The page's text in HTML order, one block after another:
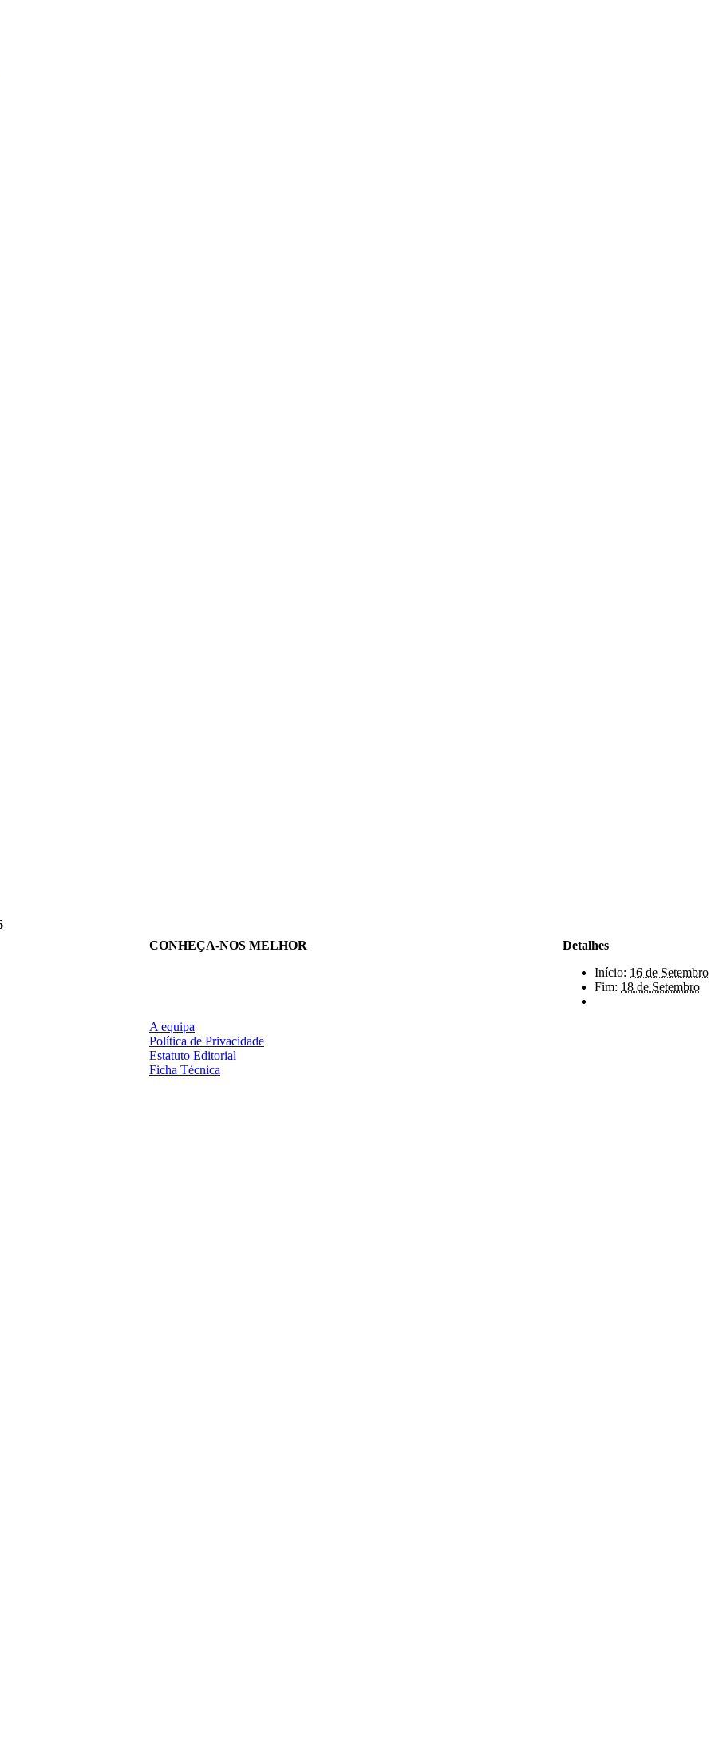
Detalhes
Início: 16 de Setembro
Fim: 18 de Setembro
CONHEÇA-NOS MELHOR
A equipa
Política de Privacidade
Estatuto Editorial
Ficha Técnica